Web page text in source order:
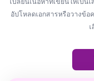
เปลี่ยนเนื้อหาที่เขียนให้เป็น
อัปโหลดเอกสารหรือวางข้อ